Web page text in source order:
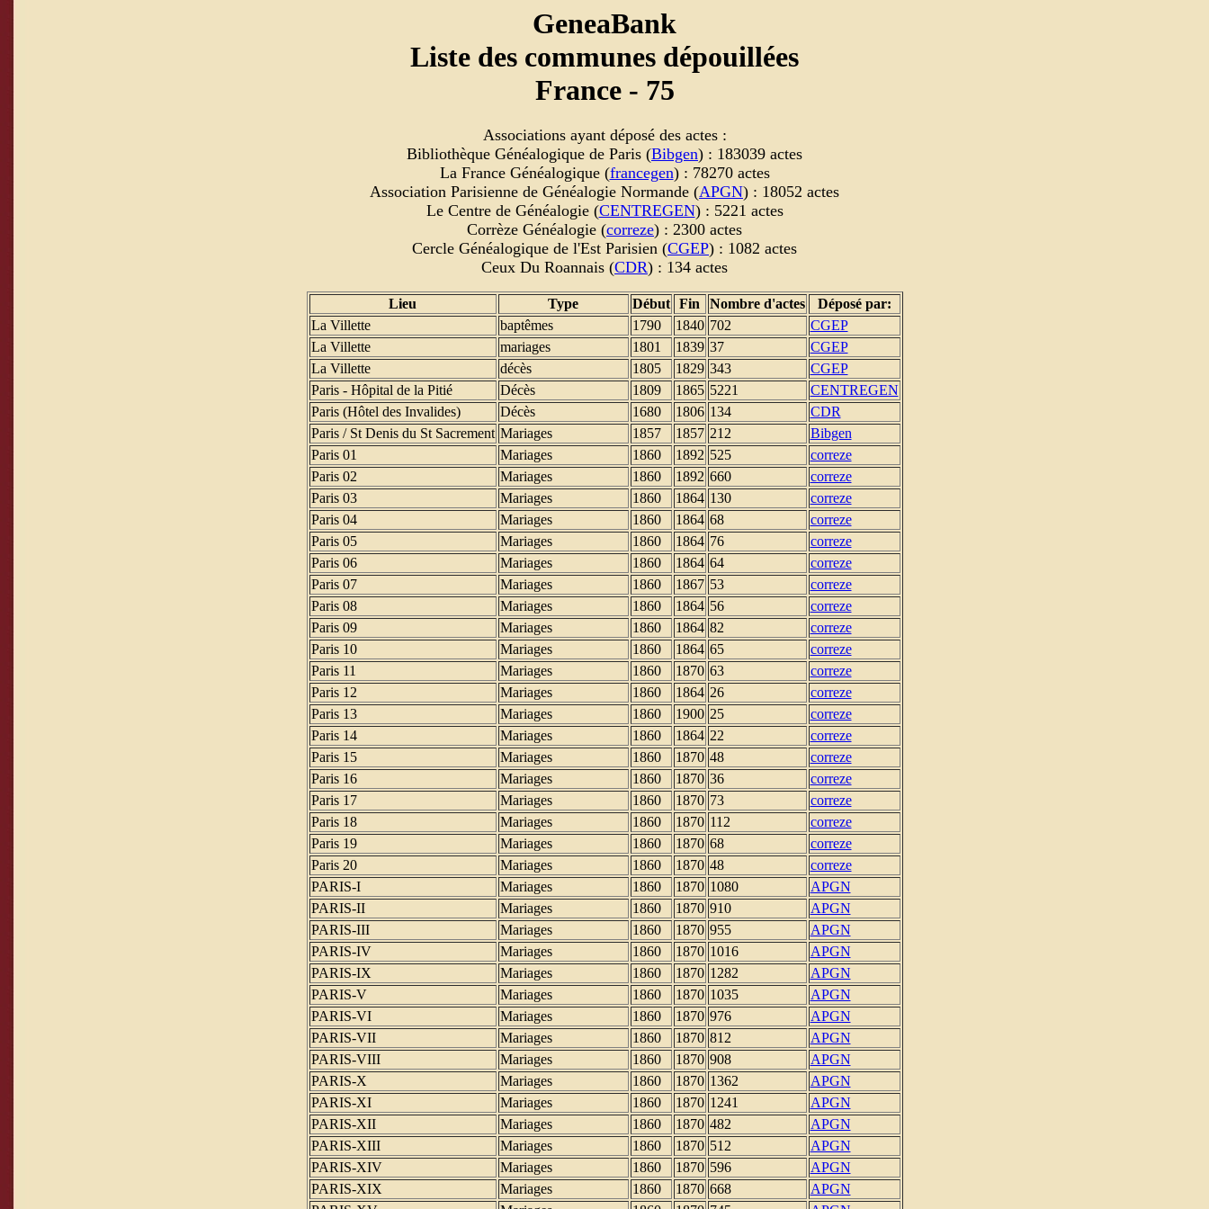
GeneaBank
Liste des communes dépouillées
France - 75
Associations ayant déposé des actes :
Bibliothèque Généalogique de Paris (Bibgen) : 183039 actes
La France Généalogique (francegen) : 78270 actes
Association Parisienne de Généalogie Normande (APGN) : 18052 actes
Le Centre de Généalogie (CENTREGEN) : 5221 actes
Corrèze Généalogie (correze) : 2300 actes
Cercle Généalogique de l'Est Parisien (CGEP) : 1082 actes
Ceux Du Roannais (CDR) : 134 actes
Lieu Type Début Fin Nombre d'actes
Déposé par:
La Villette
baptêmes 1790 1840 702
CGEP
La Villette
mariages 1801 1839 37
CGEP
La Villette
décès 1805 1829 343
CGEP
Paris - Hôpital de la Pitié
Décès 1809 1865 5221
CENTREGEN
Paris (Hôtel des Invalides)
Décès 1680 1806 134
CDR
Paris / St Denis du St Sacrement Mariages 1857 1857 212
Bibgen
Paris 01
Mariages 1860 1892 525
correze
Paris 02
Mariages 1860 1892 660
correze
Paris 03
Mariages 1860 1864 130
correze
Paris 04
Mariages 1860 1864 68
correze
Paris 05
Mariages 1860 1864 76
correze
Paris 06
Mariages 1860 1864 64
correze
Paris 07
Mariages 1860 1867 53
correze
Paris 08
Mariages 1860 1864 56
correze
Paris 09
Mariages 1860 1864 82
correze
Paris 10
Mariages 1860 1864 65
correze
Paris 11
Mariages 1860 1870 63
correze
Paris 12
Mariages 1860 1864 26
correze
Paris 13
Mariages 1860 1900 25
correze
Paris 14
Mariages 1860 1864 22
correze
Paris 15
Mariages 1860 1870 48
correze
Paris 16
Mariages 1860 1870 36
correze
Paris 17
Mariages 1860 1870 73
correze
Paris 18
Mariages 1860 1870 112
correze
Paris 19
Mariages 1860 1870 68
correze
Paris 20
Mariages 1860 1870 48
correze
PARIS-I
Mariages 1860 1870 1080
APGN
PARIS-II
Mariages 1860 1870 910
APGN
PARIS-III
Mariages 1860 1870 955
APGN
PARIS-IV
Mariages 1860 1870 1016
APGN
PARIS-IX
Mariages 1860 1870 1282
APGN
PARIS-V
Mariages 1860 1870 1035
APGN
PARIS-VI
Mariages 1860 1870 976
APGN
PARIS-VII
Mariages 1860 1870 812
APGN
PARIS-VIII
Mariages 1860 1870 908
APGN
PARIS-X
Mariages 1860 1870 1362
APGN
PARIS-XI
Mariages 1860 1870 1241
APGN
PARIS-XII
Mariages 1860 1870 482
APGN
PARIS-XIII
Mariages 1860 1870 512
APGN
PARIS-XIV
Mariages 1860 1870 596
APGN
PARIS-XIX
Mariages 1860 1870 668
APGN